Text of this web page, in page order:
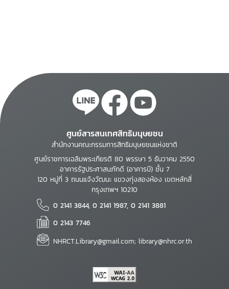
ศูนย์สารสนเทศสิทธิมนุษยชน
สำนักงานคณะกรรมการสิทธิมนุษยชนแห่งชาติ
ศูนย์ราชการเฉลิมพระเกียรติ 80 พรรษา 5 ธันวาคม 2550
อาคารรัฐประศาสนภักดี (อาคารบี) ชั้น 7
120 หมู่ที่ 3 ถนนแจ้งวัฒนะ แขวงทุ่งสองห้อง เขตหลักสี่
กรุงเทพฯ 10210
0 2141 3844, 0 2141 1987, 0 2141 3881
0 2143 7746
NHRCT.Library@gmail.com; library@nhrc.or.th